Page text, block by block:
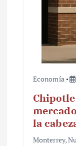
Economía
la
Monterrey,